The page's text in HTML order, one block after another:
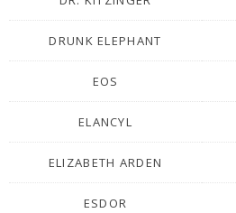
DRUNK ELEPHANT
EOS
ELANCYL
ELIZABETH ARDEN
ESDOR